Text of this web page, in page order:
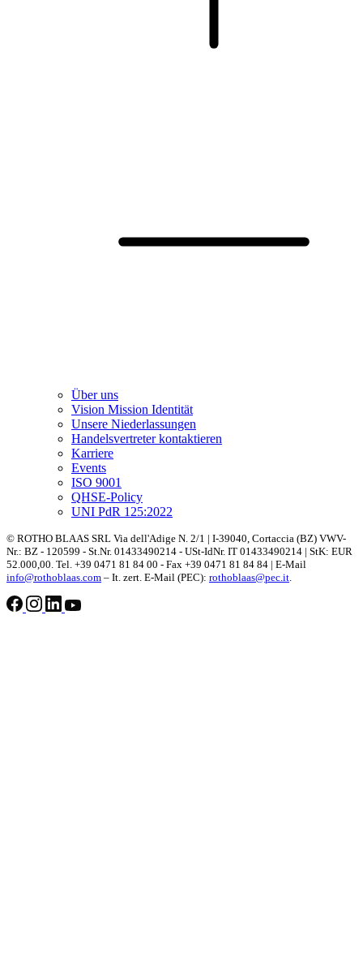
Über uns
Vision Mission Identität
Unsere Niederlassungen
Handelsvertreter kontaktieren
Karriere
Events
ISO 9001
QHSE-Policy
UNI PdR 125:2022
© ROTHO BLAAS SRL Via dell'Adige N. 2/1 | I-39040, Cortaccia (BZ) VWV-
Nr.: BZ - 120599 - St.Nr. 01433490214 - USt-IdNr. IT 01433490214 | StK: EUR
52.000,00. Tel. +39 0471 81 84 00 - Fax +39 0471 81 84 84 | E-Mail
info@rothoblaas.com – It. zert. E-Mail (PEC): rothoblaas@pec.it.